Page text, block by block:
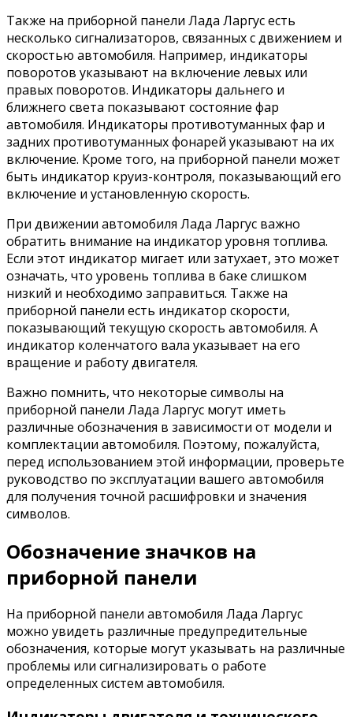
Также на приборной панели Лада Ларгус есть
несколько сигнализаторов, связанных с движением и
скоростью автомобиля. Например, индикаторы
поворотов указывают на включение левых или
правых поворотов. Индикаторы дальнего и
ближнего света показывают состояние фар
автомобиля. Индикаторы противотуманных фар и
задних противотуманных фонарей указывают на их
включение. Кроме того, на приборной панели может
быть индикатор круиз-контроля, показывающий его
включение и установленную скорость.
При движении автомобиля Лада Ларгус важно
обратить внимание на индикатор уровня топлива.
Если этот индикатор мигает или затухает, это может
означать, что уровень топлива в баке слишком
низкий и необходимо заправиться. Также на
приборной панели есть индикатор скорости,
показывающий текущую скорость автомобиля. А
индикатор коленчатого вала указывает на его
вращение и работу двигателя.
Важно помнить, что некоторые символы на
приборной панели Лада Ларгус могут иметь
различные обозначения в зависимости от модели и
комплектации автомобиля. Поэтому, пожалуйста,
перед использованием этой информации, проверьте
руководство по эксплуатации вашего автомобиля
для получения точной расшифровки и значения
символов.
Обозначение значков на
приборной панели
На приборной панели автомобиля Лада Ларгус
можно увидеть различные предупредительные
обозначения, которые могут указывать на различные
проблемы или сигнализировать о работе
определенных систем автомобиля.